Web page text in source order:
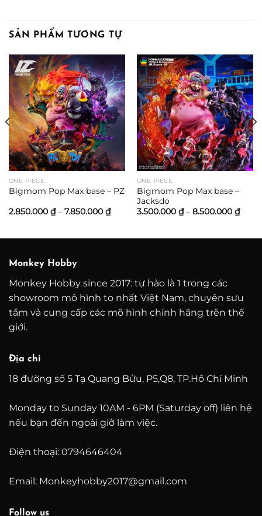
SẢN PHẨM TƯƠNG TỰ
ONE PIECE
Bigmom Pop Max base – PZ
2.850.000 ₫ – 7.850.000 ₫Khoảng
giá:
đến
ONE PIECE
Bigmom Pop Max base –
Jacksdo
3.500.000 ₫ – 8.500.000 ₫
giá:
đến
₫
₫
Monkey Hobby
Monkey Hobby since 2017: tự hào là 1 trong các
showroom mô hình to nhất Việt Nam, chuyên sưu
tầm và cung cấp các mô hình chính hãng trên thế
giới.
Địa chỉ
18 đường số 5 Tạ Quang Bửu, P5,Q8, TP.Hồ Chí Minh
Monday to Sunday 10AM - 6PM (Saturday off) liên hệ
nếu bạn đến ngoài giờ làm việc.
Điện thoại: 0794646404
Email: Monkeyhobby2017@gmail.com
Follow us